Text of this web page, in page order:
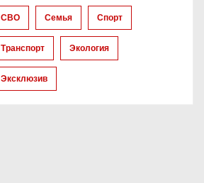
СВО Семья Спорт
Транспорт Экология
Эксклюзив